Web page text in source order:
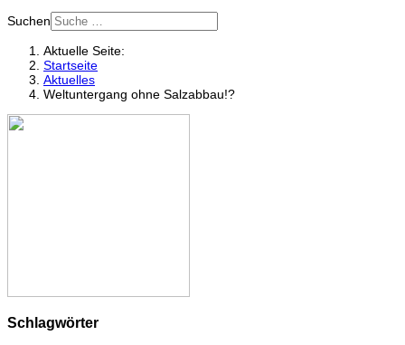
Suchen
Aktuelle Seite:
Startseite
Aktuelles
Weltuntergang ohne Salzabbau!?
Schlagwörter